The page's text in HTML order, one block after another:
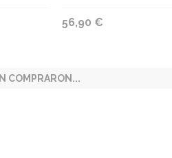
56,90 €
COMPRARON...